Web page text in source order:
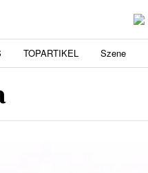
TOPARTIKEL Szene